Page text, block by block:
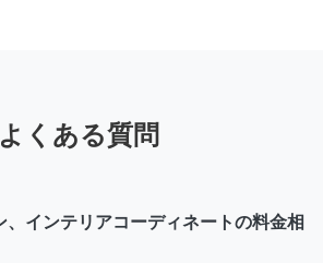
よくある質問
、インテリアコーディネートの料金相